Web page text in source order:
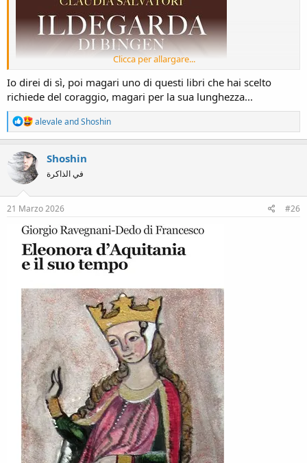
Claudia Salvatori ha dedicato un suo libro alla figura altissima di
Ildegarda di Bingen.
Ecco questo sarà il mio secondo libro.
Attendo di sapere se la mia richiesta di leggere soltanto libri sulle
donne nel tempo e nella storia può essere accettata .
Poi, eventualmente,presento il mio terzo libro.
Bellissimo.
Clicca per allargare...
Io direi di sì, poi magari uno di questi libri che hai scelto
richiede del coraggio, magari per la sua lunghezza...
R
e
a
c
t
i
n
s
alevaleandShoshin
Shoshin
في الذاكرة
21 Marzo 2026 #26